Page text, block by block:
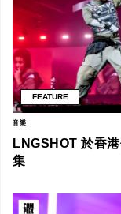
FEATURE
音樂
LNGSHOT 於香
集